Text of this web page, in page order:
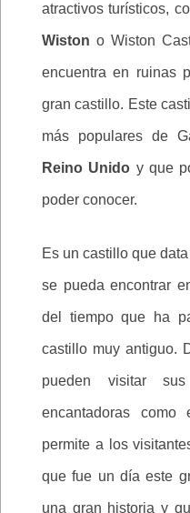
atractivos turísticos,
Wistono Wiston
encuentra en ruinas
gran castillo. Este
más populares de
Reino Unido y que
poder conocer.
Es un castillo que
se pueda encontrar
del tiempo que ha
castillo muy antiguo.
pueden visitar
encantadoras
permite a los
que fue un día este
una gran historia y